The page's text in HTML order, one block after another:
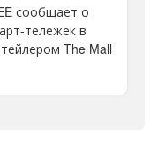
сообщает о
тележек в
The Mall